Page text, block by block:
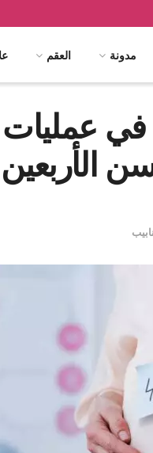
مدونة العقم
عمليات
الأربعين